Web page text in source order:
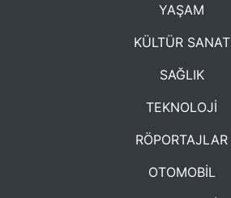
YAŞAM
KÜLTÜR SANAT
SAĞLIK
TEKNOLOJİ
RÖPORTAJLAR
OTOMOBİL